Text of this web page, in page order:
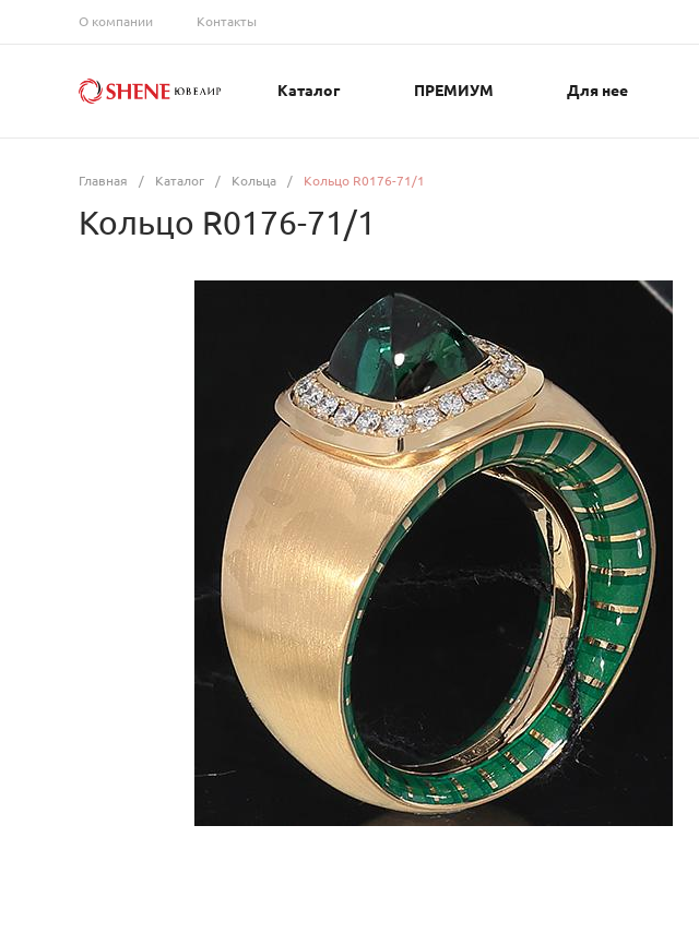
О компании Контакты
Каталог ПРЕМИУМ Для нее
Главная / Каталог / Кольца / Кольцо R0176-71/1
Кольцо R0176-71/1
Наименование товара Размер Вес
Кольцо (27274118) 17.5 12.71